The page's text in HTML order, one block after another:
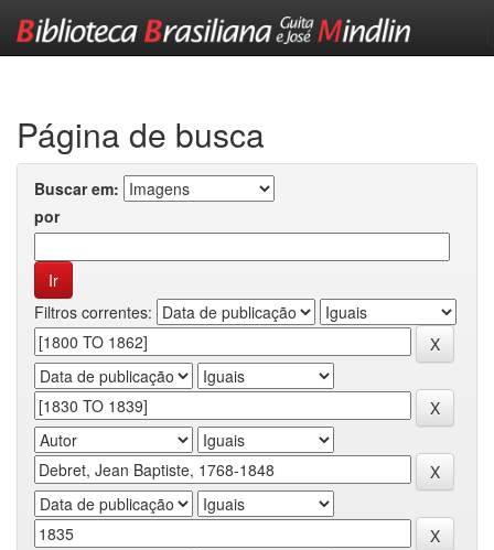
Página de busca
Buscar em:
por
Filtros correntes: